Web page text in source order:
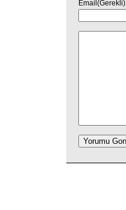
Email(Gerekli)